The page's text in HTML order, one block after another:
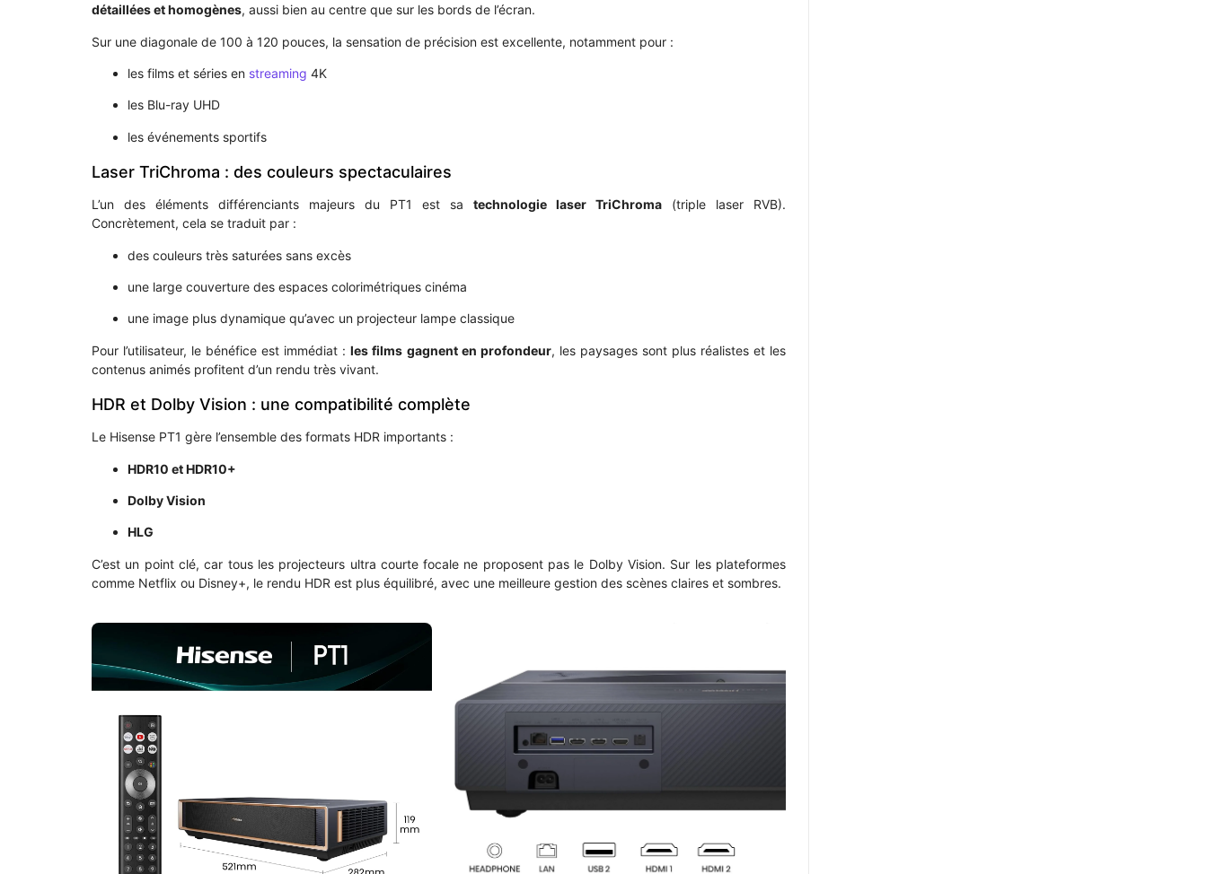
détaillées et homogènes, aussi bien au centre que sur les bords de l’écran.
Sur une diagonale de 100 à 120 pouces, la sensation de précision est excellente, notamment pour :
les films et séries en streaming 4K
les Blu-ray UHD
les événements sportifs
Laser TriChroma : des couleurs spectaculaires
L’un des éléments différenciants majeurs du PT1 est sa technologie laser TriChroma (triple laser RVB).
Concrètement, cela se traduit par :
des couleurs très saturées sans excès
une large couverture des espaces colorimétriques cinéma
une image plus dynamique qu’avec un projecteur lampe classique
Pour l’utilisateur, le bénéfice est immédiat :les films gagnent en profondeur, les paysages sont plus réalistes et les
contenus animés profitent d’un rendu très vivant.
HDR et Dolby Vision : une compatibilité complète
Le Hisense PT1 gère l’ensemble des formats HDR importants :
HDR10 et HDR10+
Dolby Vision
HLG
C’est un point clé, car tous les projecteurs ultra courte focale ne proposent pas le Dolby Vision. Sur les plateformes
comme Netflix ou Disney+, le rendu HDR est plus équilibré, avec une meilleure gestion des scènes claires et sombres.